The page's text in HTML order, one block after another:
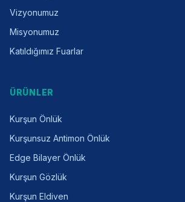
Vizyonumuz
Misyonumuz
Katıldığımız Fuarlar
ÜRÜNLER
Kurşun Önlük
Kurşunsuz Antimon Önlük
Edge Bilayer Önlük
Kurşun Gözlük
Kurşun Eldiven